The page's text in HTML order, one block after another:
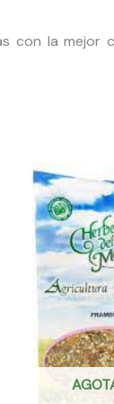
con la mejor